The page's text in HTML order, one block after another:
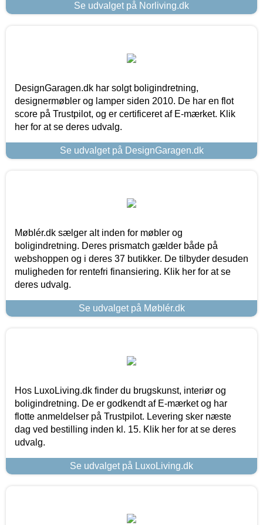
Se udvalget på Norliving.dk
DesignGaragen.dk har solgt boligindretning,
designermøbler og lamper siden 2010. De har en flot
score på Trustpilot, og er certificeret af E-mærket. Klik
her for at se deres udvalg.
Se udvalget på DesignGaragen.dk
Møblér.dk sælger alt inden for møbler og
boligindretning. Deres prismatch gælder både på
webshoppen og i deres 37 butikker. De tilbyder desuden
muligheden for rentefri finansiering. Klik her for at se
deres udvalg.
Se udvalget på Møblér.dk
Hos LuxoLiving.dk finder du brugskunst, interiør og
boligindretning. De er godkendt af E-mærket og har
flotte anmeldelser på Trustpilot. Levering sker næste
dag ved bestilling inden kl. 15. Klik her for at se deres
udvalg.
Se udvalget på LuxoLiving.dk